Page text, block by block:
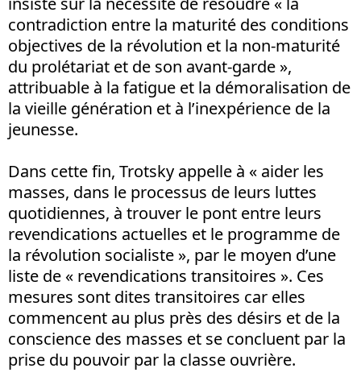
contradiction entre la maturité des conditions
objectives de la révolution et la non-maturité
du prolétariat et de son avant-garde »,
attribuable à la fatigue et la démoralisation de
la vieille génération et à l’inexpérience de la
jeunesse.
Dans cette fin, Trotsky appelle à « aider les
masses, dans le processus de leurs luttes
quotidiennes, à trouver le pont entre leurs
revendications actuelles et le programme de
la révolution socialiste », par le moyen d’une
liste de « revendications transitoires ». Ces
mesures sont dites transitoires car elles
commencent au plus près des désirs et de la
conscience des masses et se concluent par la
prise du pouvoir par la classe ouvrière.